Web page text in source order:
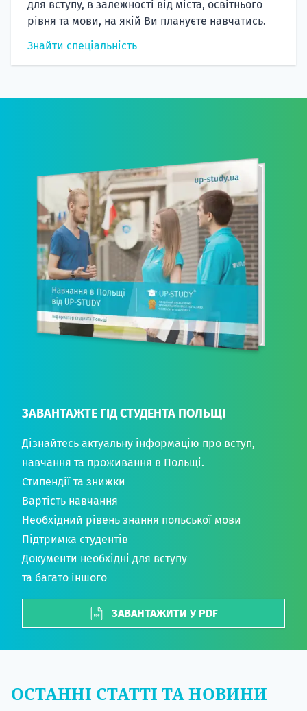
для вступу, в залежності від міста, освітнього
рівня та мови, на якій Ви плануєте навчатись.
Знайти спеціальність
ЗАВАНТАЖТЕ ГІД СТУДЕНТА ПОЛЬЩІ
Дізнайтесь актуальну інформацію про вступ,
навчання та проживання в Польщі.
Стипендії та знижки
Вартість навчання
Необхідний рівень знання польської мови
Підтримка студентів
Документи необхідні для вступу
та багато іншого
ЗАВАНТАЖИТИ У PDF
ОСТАННІ СТАТТІ ТА НОВИНИ